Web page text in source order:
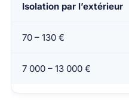
Isolation par l’extérieur
70 – 130 €
7 000 – 13 000 €